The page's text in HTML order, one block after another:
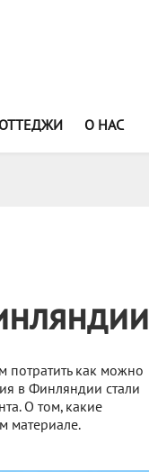
О НАС
потратить как можно
в Финляндии стали
О том, какие
материале.